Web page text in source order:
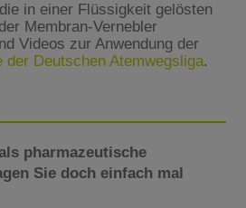
in einer Flüssigkeit gelösten
Membran-Vernebler
Videos zur Anwendung der
der Deutschen Atemwegsliga.
pharmazeutische
Sie doch einfach mal